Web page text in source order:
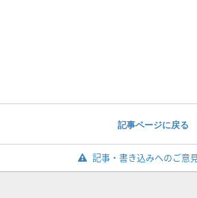
記事ページに戻る
記事・書き込みへのご意